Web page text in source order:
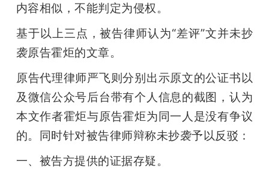
内容相似，不能判定为侵权。
基于以上三点，被告律师认为“差评”文并未抄
袭原告霍炬的文章。
原告代理律师严飞则分别出示原文的公证书以
及微信公众号后台带有个人信息的截图，认为
本文作者霍炬与原告霍炬为同一人是没有争议
的。同时针对被告律师辩称未抄袭予以反驳：
一、被告方提供的证据存疑。